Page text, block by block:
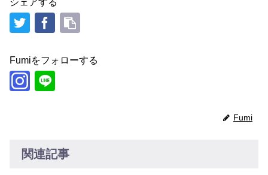
Fumiをフォローする
Fumi
関連記事